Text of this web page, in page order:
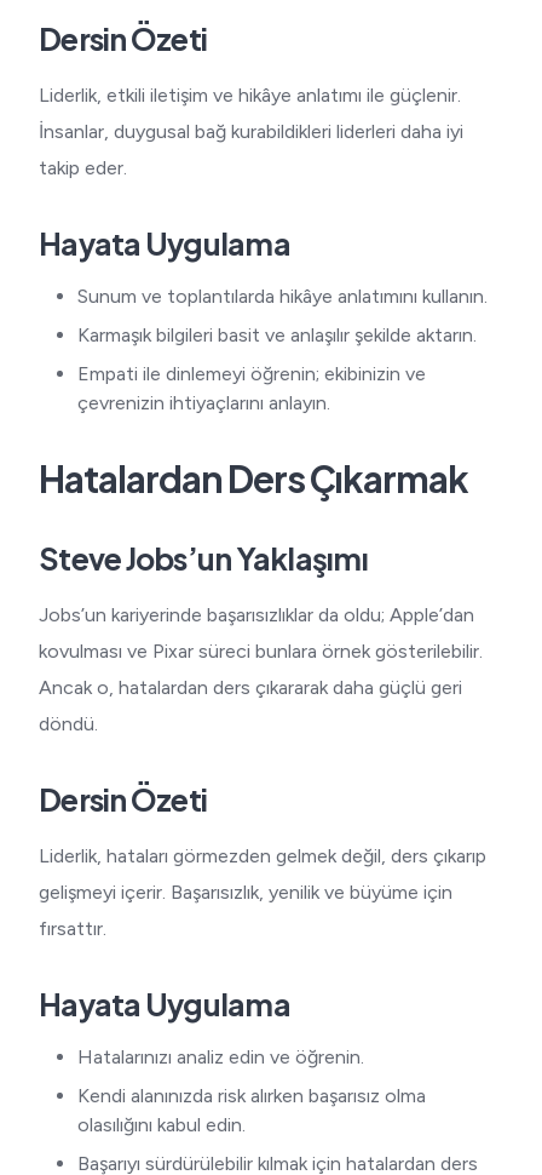
Dersin Özeti
Liderlik, etkili iletişim ve hikâye anlatımı ile güçlenir.
İnsanlar, duygusal bağ kurabildikleri liderleri daha iyi
takip eder.
Hayata Uygulama
Sunum ve toplantılarda hikâye anlatımını kullanın.
Karmaşık bilgileri basit ve anlaşılır şekilde aktarın.
Empati ile dinlemeyi öğrenin; ekibinizin ve
çevrenizin ihtiyaçlarını anlayın.
Hatalardan Ders Çıkarmak
Steve Jobs’un Yaklaşımı
Jobs’un kariyerinde başarısızlıklar da oldu; Apple’dan
kovulması ve Pixar süreci bunlara örnek gösterilebilir.
Ancak o, hatalardan ders çıkararak daha güçlü geri
döndü.
Dersin Özeti
Liderlik, hataları görmezden gelmek değil, ders çıkarıp
gelişmeyi içerir. Başarısızlık, yenilik ve büyüme için
fırsattır.
Hayata Uygulama
Hatalarınızı analiz edin ve öğrenin.
Kendi alanınızda risk alırken başarısız olma
olasılığını kabul edin.
Başarıyı sürdürülebilir kılmak için hatalardan ders